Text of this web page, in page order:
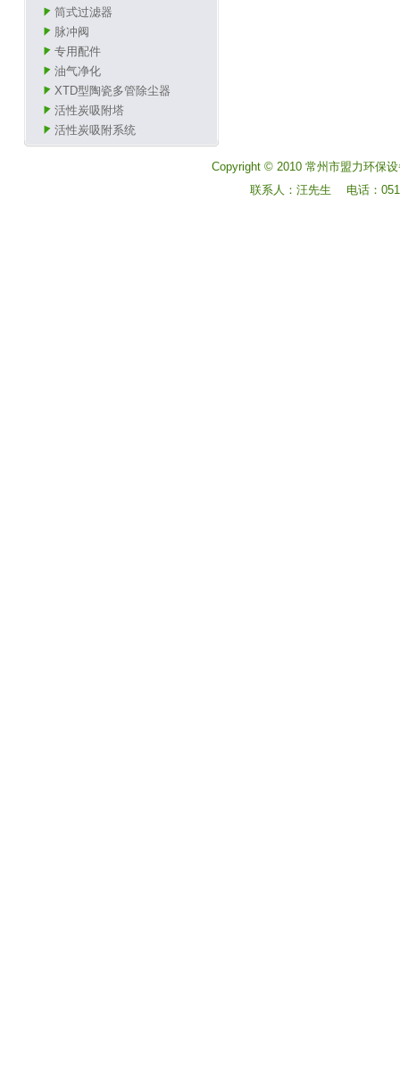
筒式过滤器
脉冲阀
专用配件
油气净化
XTD型陶瓷多管除尘器
活性炭吸附塔
活性炭吸附系统
Copyright © 2010 常州市盟力环保
联系人：汪先生 电话：